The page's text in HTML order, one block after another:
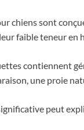
chiens sont
faible teneur en
contiennent
une proie
peut